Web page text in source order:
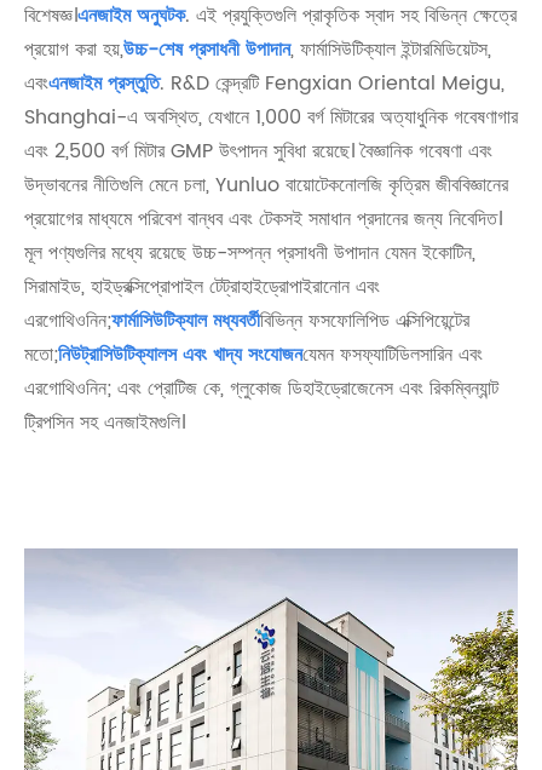
বিশেষজ্ঞ।এনজাইম অনুঘটক. এই প্রযুক্তিগুলি প্রাকৃতিক স্বাদ সহ বিভিন্ন ক্ষেত্রে
প্রয়োগ করা হয়,উচ্চ-শেষ প্রসাধনী উপাদান, ফার্মাসিউটিক্যাল ইন্টারমিডিয়েটস,
এবংএনজাইম প্রস্তুতি. R&D কেন্দ্রটি Fengxian Oriental Meigu,
Shanghai-এ অবস্থিত, যেখানে 1,000 বর্গ মিটারের অত্যাধুনিক গবেষণাগার
এবং 2,500 বর্গ মিটার GMP উৎপাদন সুবিধা রয়েছে। বৈজ্ঞানিক গবেষণা এবং
উদ্ভাবনের নীতিগুলি মেনে চলা, Yunluo বায়োটেকনোলজি কৃত্রিম জীববিজ্ঞানের
প্রয়োগের মাধ্যমে পরিবেশ বান্ধব এবং টেকসই সমাধান প্রদানের জন্য নিবেদিত।
মূল পণ্যগুলির মধ্যে রয়েছে উচ্চ-সম্পন্ন প্রসাধনী উপাদান যেমন ইকোটিন,
সিরামাইড, হাইড্রক্সিপ্রোপাইল টেট্রাহাইড্রোপাইরানোন এবং
এরগোথিওনিন;ফার্মাসিউটিক্যাল মধ্যবর্তীবিভিন্ন ফসফোলিপিড এক্সিপিয়েন্টের
মতো;নিউট্রাসিউটিক্যালস এবং খাদ্য সংযোজনযেমন ফসফ্যাটিডিলসারিন এবং
এরগোথিওনিন; এবং প্রোটিজ কে, গ্লুকোজ ডিহাইড্রোজেনেস এবং রিকম্বিন্যান্ট
ট্রিপসিন সহ এনজাইমগুলি।